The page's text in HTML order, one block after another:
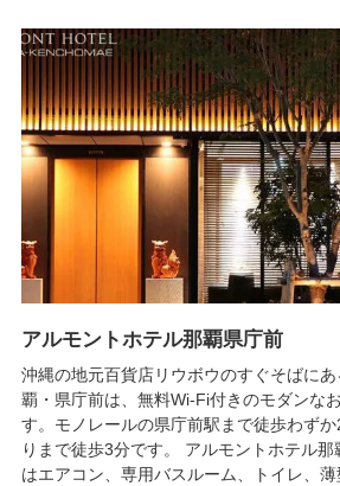
アルモントホテル那覇県庁前
沖縄の地元百貨店リウボウのすぐそばに
覇・県庁前は、無料Wi-Fi付きのモダンな
す。モノレールの県庁前駅まで徒歩わず
りまで徒歩3分です。 アルモントホテル
はエアコン、専用バスルーム、トイレ、